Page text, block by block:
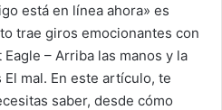
está en línea ahora» es
trae giros emocionantes con
– Arriba las manos y la
El mal. En este artículo, te
saber, desde cómo